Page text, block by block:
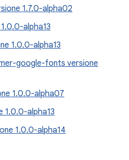
1.7.0-alpha02
alpha13
1.0.0-alpha13
google-fonts versione
1.0.0-alpha07
1.0.0-alpha13
1.0.0-alpha14